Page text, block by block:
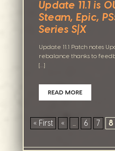
Update 11.1 is
Steam, Epic,
Series S|X
Update 11.1 Patch notes
rebalance thanks to
[…]
READ MORE
« First « 6 7 8